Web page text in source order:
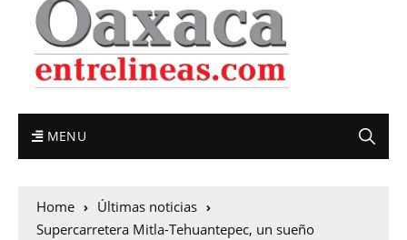
MENU
Home
Últimas noticias
Supercarretera Mitla-Tehuantepec, un sueño